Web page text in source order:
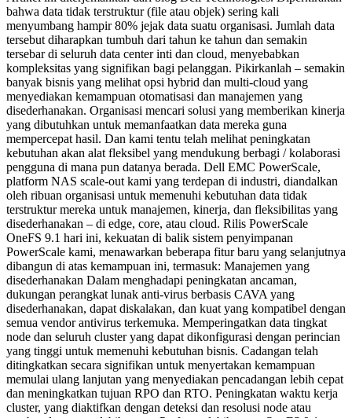
bahwa data tidak terstruktur (file atau objek) sering kali
menyumbang hampir 80% jejak data suatu organisasi. Jumlah data
tersebut diharapkan tumbuh dari tahun ke tahun dan semakin
tersebar di seluruh data center inti dan cloud, menyebabkan
kompleksitas yang signifikan bagi pelanggan. Pikirkanlah – semakin
banyak bisnis yang melihat opsi hybrid dan multi-cloud yang
menyediakan kemampuan otomatisasi dan manajemen yang
disederhanakan. Organisasi mencari solusi yang memberikan kinerja
yang dibutuhkan untuk memanfaatkan data mereka guna
mempercepat hasil. Dan kami tentu telah melihat peningkatan
kebutuhan akan alat fleksibel yang mendukung berbagi / kolaborasi
pengguna di mana pun datanya berada. Dell EMC PowerScale,
platform NAS scale-out kami yang terdepan di industri, diandalkan
oleh ribuan organisasi untuk memenuhi kebutuhan data tidak
terstruktur mereka untuk manajemen, kinerja, dan fleksibilitas yang
disederhanakan – di edge, core, atau cloud. Rilis PowerScale
OneFS 9.1 hari ini, kekuatan di balik sistem penyimpanan
PowerScale kami, menawarkan beberapa fitur baru yang selanjutnya
dibangun di atas kemampuan ini, termasuk: Manajemen yang
disederhanakan Dalam menghadapi peningkatan ancaman,
dukungan perangkat lunak anti-virus berbasis CAVA yang
disederhanakan, dapat diskalakan, dan kuat yang kompatibel dengan
semua vendor antivirus terkemuka. Memperingatkan data tingkat
node dan seluruh cluster yang dapat dikonfigurasi dengan perincian
yang tinggi untuk memenuhi kebutuhan bisnis. Cadangan telah
ditingkatkan secara signifikan untuk menyertakan kemampuan
memulai ulang lanjutan yang menyediakan pencadangan lebih cepat
dan meningkatkan tujuan RPO dan RTO. Peningkatan waktu kerja
cluster, yang diaktifkan dengan deteksi dan resolusi node atau